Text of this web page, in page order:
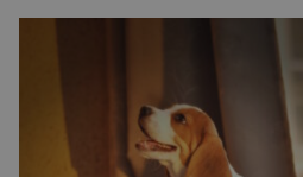
drží se totiž spíše při zemi.
zoborožci kaferští objevili